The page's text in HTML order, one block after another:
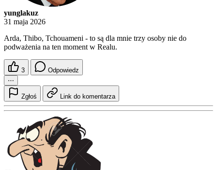
yunglakuz
31 maja 2026
Arda, Thibo, Tchouameni - to są dla mnie trzy osoby nie do
podważenia na ten moment w Realu.
3
Odpowiedz
⋯
Zgłoś Link do komentarza